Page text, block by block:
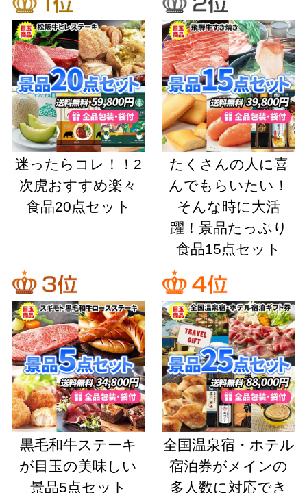
迷ったらコレ！！2
次虎おすすめ楽々
食品20点セット
たくさんの人に喜
んでもらいたい！
そんな時に大活
躍！景品たっぷり
食品15点セット
黒毛和牛ステーキ
が目玉の美味しい
景品5点セット
全国温泉宿・ホテル
宿泊券がメインの
多人数に対応でき